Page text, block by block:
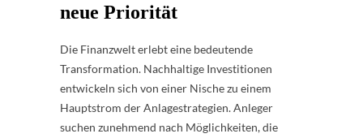
neue Priorität
Die Finanzwelt erlebt eine bedeutende
Transformation. Nachhaltige Investitionen
entwickeln sich von einer Nische zu einem
Hauptstrom der Anlagestrategien. Anleger
suchen zunehmend nach Möglichkeiten, die